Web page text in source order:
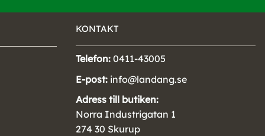
KONTAKT
Telefon: 0411-43005
E-post: info@landang.se
Adress till butiken:
Norra Industrigatan 1
274 30 Skurup